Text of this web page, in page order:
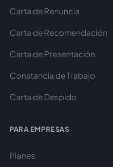
Carta de Renuncia
Carta de Recomendación
Carta de Presentación
Constancia de Trabajo
Carta de Despido
PARA EMPRESAS
Planes